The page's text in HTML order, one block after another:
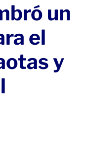
un
el
y